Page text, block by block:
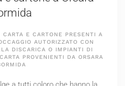
E CARTONE PRESENTI A
AUTORIZZATO CON
DISCARICA O IMPIANTI DI
PROVENIENTI DA ORSARA